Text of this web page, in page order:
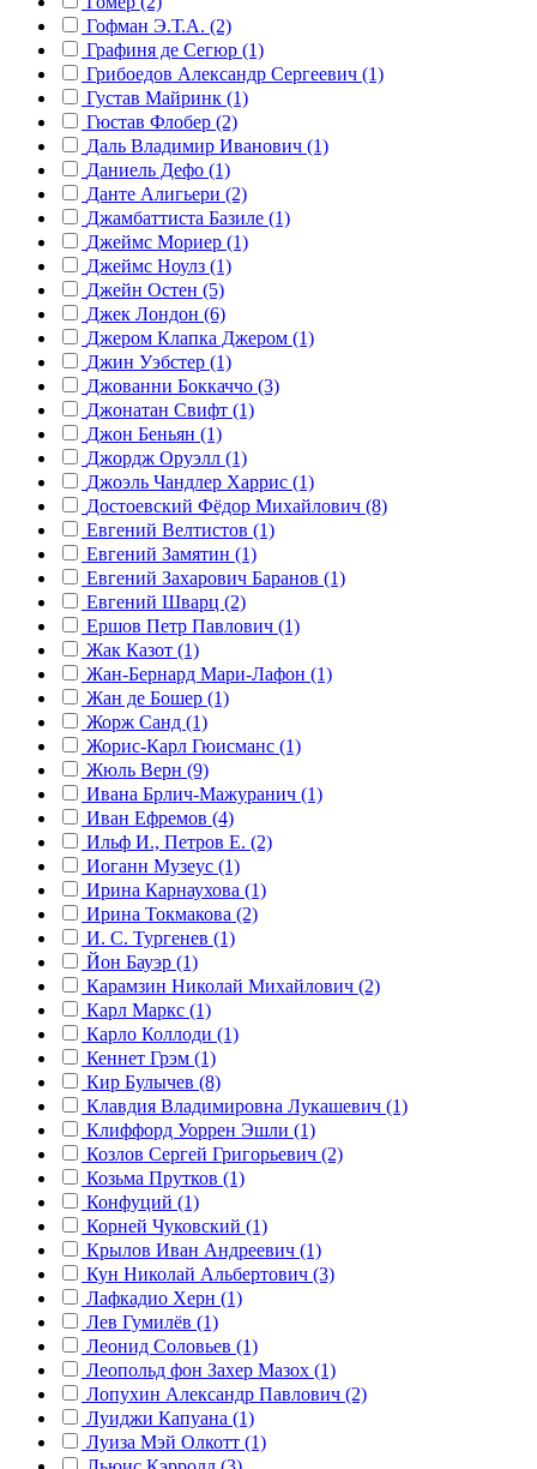
Гофман Э.Т.А. (2)
Графиня де Сегюр (1)
Грибоедов Александр Сергеевич (1)
Густав Майринк (1)
Гюстав Флобер (2)
Даль Владимир Иванович (1)
Даниель Дефо (1)
Данте Алигьери (2)
Джамбаттиста Базиле (1)
Джеймс Мориер (1)
Джеймс Ноулз (1)
Джейн Остен (5)
Джек Лондон (6)
Джером Клапка Джером (1)
Джин Уэбстер (1)
Джованни Боккаччо (3)
Джонатан Свифт (1)
Джон Беньян (1)
Джордж Оруэлл (1)
Джоэль Чандлер Харрис (1)
Достоевский Фёдор Михайлович (8)
Евгений Велтистов (1)
Евгений Замятин (1)
Евгений Захарович Баранов (1)
Евгений Шварц (2)
Ершов Петр Павлович (1)
Жак Казот (1)
Жан-Бернард Мари-Лафон (1)
Жан де Бошер (1)
Жорж Санд (1)
Жорис-Карл Гюисманс (1)
Жюль Верн (9)
Ивана Брлич-Мажуранич (1)
Иван Ефремов (4)
Ильф И., Петров Е. (2)
Иоганн Музеус (1)
Ирина Карнаухова (1)
Ирина Токмакова (2)
И. С. Тургенев (1)
Йон Бауэр (1)
Карамзин Николай Михайлович (2)
Карл Маркс (1)
Карло Коллоди (1)
Кеннет Грэм (1)
Кир Булычев (8)
Клавдия Владимировна Лукашевич (1)
Клиффорд Уоррен Эшли (1)
Козлов Сергей Григорьевич (2)
Козьма Прутков (1)
Конфуций (1)
Корней Чуковский (1)
Крылов Иван Андреевич (1)
Кун Николай Альбертович (3)
Лафкадио Херн (1)
Лев Гумилёв (1)
Леонид Соловьев (1)
Леопольд фон Захер Мазох (1)
Лопухин Александр Павлович (2)
Луиджи Капуана (1)
Луиза Мэй Олкотт (1)